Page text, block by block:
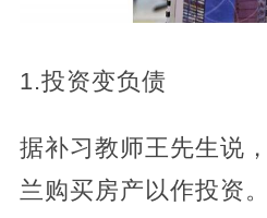
1.投资变负债
据补习教师王先生说
兰购买房产以作投资